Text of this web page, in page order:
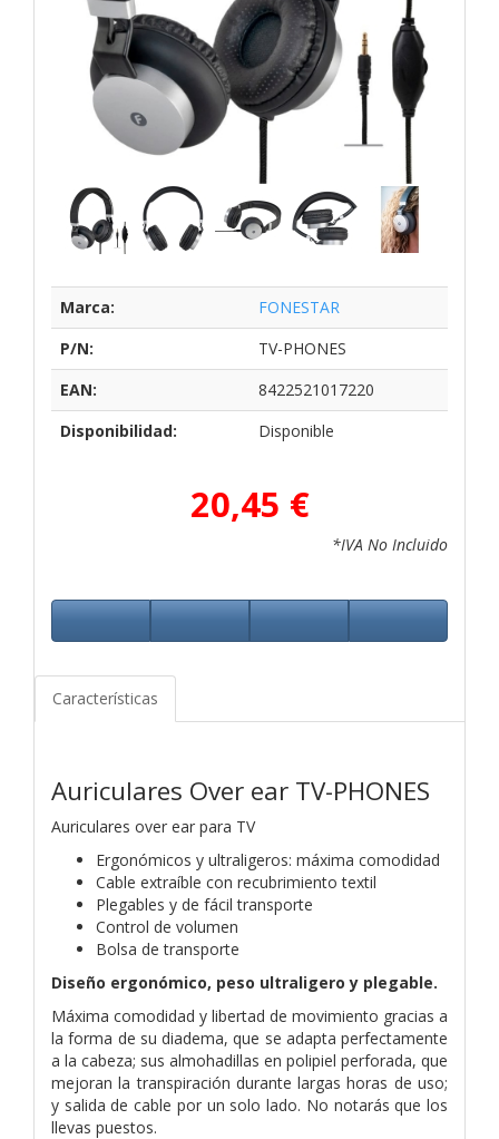
Marca:
FONESTAR
P/N:
TV-PHONES
EAN:
8422521017220
Disponibilidad:
Disponible
20,45 €
*IVA No Incluido
Características
Auriculares Over ear TV-PHONES
Auriculares over ear para TV
Ergonómicos y ultraligeros: máxima comodidad
Cable extraíble con recubrimiento textil
Plegables y de fácil transporte
Control de volumen
Bolsa de transporte
Diseño ergonómico, peso ultraligero y plegable.
Máxima comodidad y libertad de movimiento gracias a
la forma de su diadema, que se adapta perfectamente
a la cabeza; sus almohadillas en polipiel perforada, que
mejoran la transpiración durante largas horas de uso;
y salida de cable por un solo lado. No notarás que los
llevas puestos.